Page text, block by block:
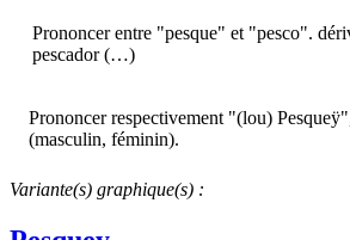
Prononcer entre "pesque" et "pesco".
pescador (…)
Prononcer respectivement "(lou)
(masculin, féminin).
Variante(s) graphique(s) :